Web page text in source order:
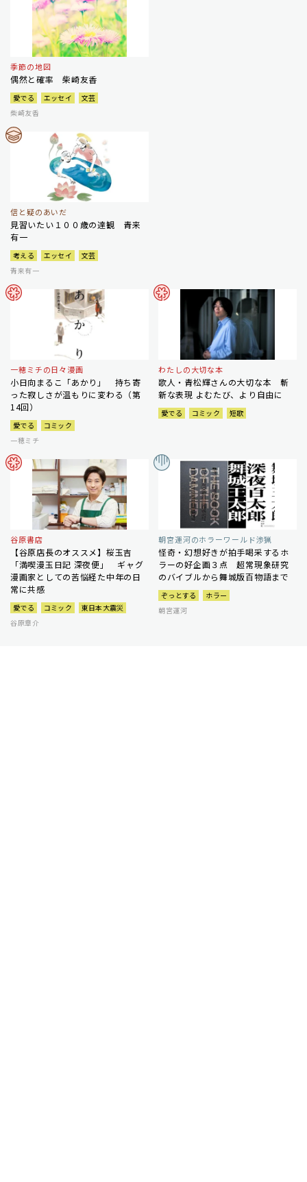
季節の地図
偶然と確率 柴崎友香
愛でる エッセイ
文芸
柴崎友香
信と疑のあいだ
見習いたい１００歳の達観 青来
有一
考える エッセイ
文芸
青来有一
一穂ミチの日々漫画
小日向まるこ「あかり」 持ち寄
った寂しさが温もりに変わる（第
14回）
愛でる
コミック
一穂ミチ
わたしの大切な本
歌人・青松輝さんの大切な本 斬
新な表現 よむたび、より自由に
愛でる コミック 短歌
谷原書店
【谷原店長のオススメ】桜玉吉
「満喫漫玉日記 深夜便」 ギャグ
漫画家としての苦悩経た中年の日
常に共感
愛でる コミック
東日本大震災
谷原章介
朝宮運河のホラーワールド渉猟
怪奇・幻想好きが拍手喝采するホ
ラーの好企画３点 超常現象研究
のバイブルから舞城版百物語まで
ぞっとする
ホラー
朝宮運河